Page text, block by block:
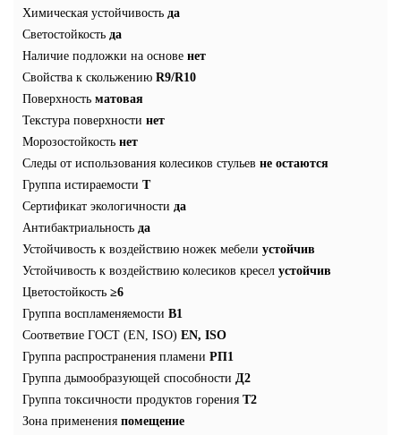
Химическая устойчивость да
Светостойкость да
Наличие подложки на основе нет
Свойства к скольжению R9/R10
Поверхность матовая
Текстура поверхности нет
Морозостойкость нет
Следы от использования колесиков стульев не остаются
Группа истираемости T
Сертификат экологичности да
Антибактриальность да
Устойчивость к воздействию ножек мебели устойчив
Устойчивость к воздействию колесиков кресел устойчив
Цветостойкость ≥6
Группа воспламеняемости В1
Соответвие ГОСТ (EN, ISO) EN, ISO
Группа распространения пламени РП1
Группа дымообразующей способности Д2
Группа токсичности продуктов горения Т2
Зона применения помещение